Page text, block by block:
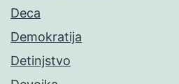
Deca
Demokratija
Detinjstvo